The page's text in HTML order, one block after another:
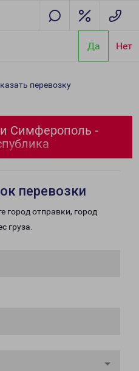
Да Нет
перевозку
Симферополь -
перевозки
город отправки, город
груза.